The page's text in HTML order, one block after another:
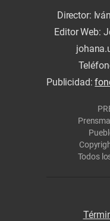
Director:
Editor Web:
Publicidad:
Todos